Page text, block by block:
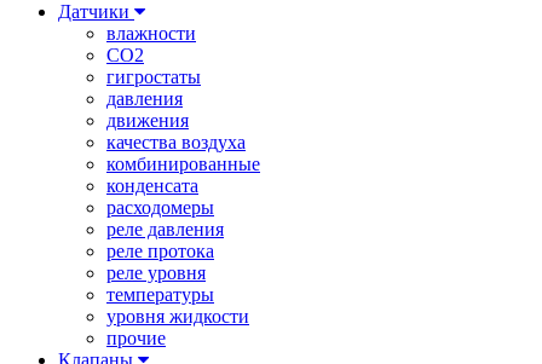
Датчики
влажности
CO2
гигростаты
давления
движения
качества воздуха
комбинированные
конденсата
расходомеры
реле давления
реле протока
реле уровня
температуры
уровня жидкости
прочие
Клапаны